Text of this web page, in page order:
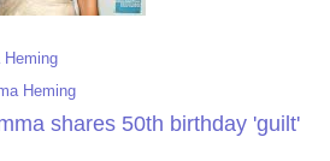
Heming
Heming
shares 50th birthday 'guilt'